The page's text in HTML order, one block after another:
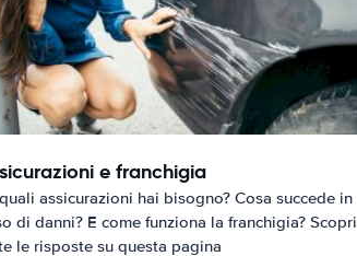
e franchigia
assicurazioni hai bisogno? Cosa succede in
di danni? E come funziona la franchigia? Scopri
le risposte su questa pagina